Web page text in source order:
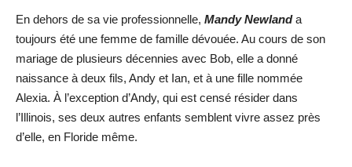
En dehors de sa vie professionnelle, Mandy Newlanda
toujours été une femme de famille dévouée. Au cours de son
mariage de plusieurs décennies avec Bob, elle a donné
naissance à deux fils, Andy et Ian, et à une fille nommée
Alexia. À l’exception d’Andy, qui est censé résider dans
l’Illinois, ses deux autres enfants semblent vivre assez près
d’elle, en Floride même.